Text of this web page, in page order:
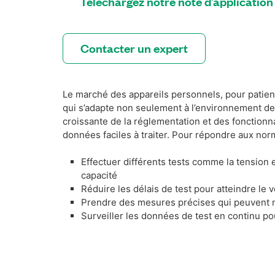
Contacter un expert
Le marché des appareils personnels, pour
qui s’adapte non seulement à l’environnement
croissante de la réglementation et des
données faciles à traiter. Pour répondre aux
Effectuer différents tests comme la tension
capacité
Réduire les délais de test pour atteindre le
Prendre des mesures précises qui
Surveiller les données de test en continu